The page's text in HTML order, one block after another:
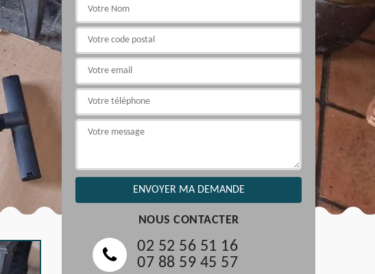
NOUS CONTACTER
02 52 56 51 16
07 88 59 45 57